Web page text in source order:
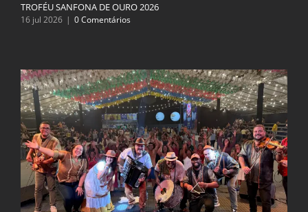
TROFÉU SANFONA DE OURO 2026
16 jul 2026 | 0 Comentários